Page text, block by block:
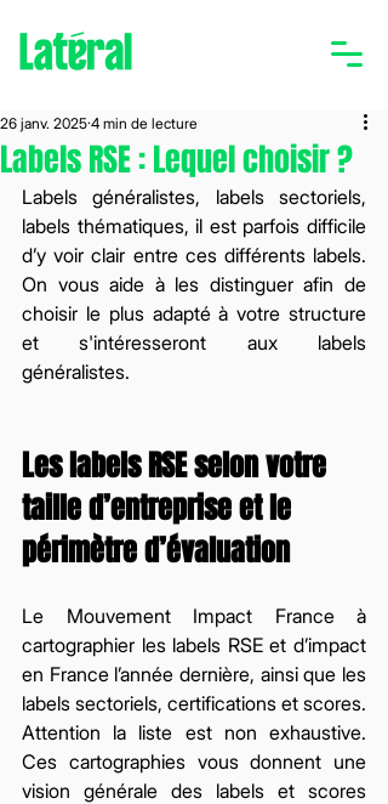
Labels RSE : Lequel choisir ?
26 janv. 2025 4 min de lecture
Labels généralistes, labels sectoriels,
labels thématiques, il est parfois difficile
d’y voir clair entre ces différents labels.
On vous aide à les distinguer afin de
choisir le plus adapté à votre structure
et s'intéresseront aux labels
généralistes.
Les labels RSE selon votre
taille d’entreprise et le
périmètre d’évaluation
Le Mouvement Impact France à
cartographier les labels RSE et d’impact
en France l’année dernière, ainsi que les
labels sectoriels, certifications et scores.
Attention la liste est non exhaustive.
Ces cartographies vous donnent une
vision générale des labels et scores